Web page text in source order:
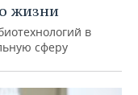
жизни
в
сферу